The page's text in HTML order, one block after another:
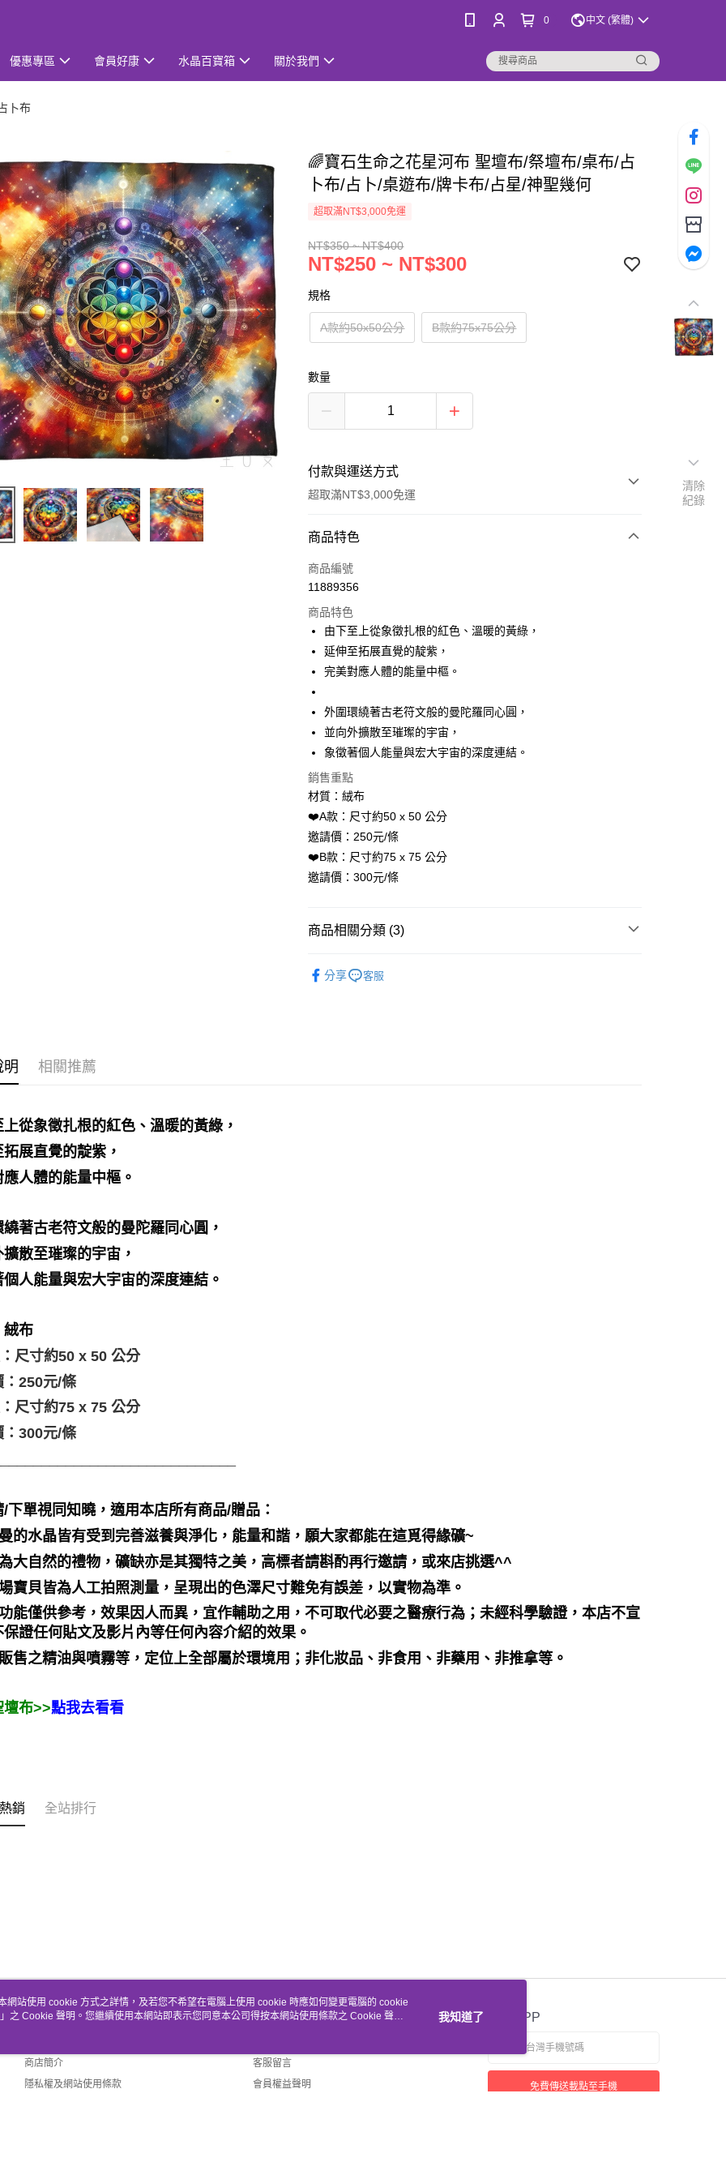
0 中文 (繁體)
優惠專區 會員好康 水晶百寶箱 關於我們
卜布
🌈寶石生命之花星河布 聖壇布/祭壇布/桌布/占
卜布/占卜/桌遊布/牌卡布/占星/神聖幾何
超取滿NT$3,000免運
NT$350 ~ NT$400
NT$250 ~ NT$300
規格
A款約50x50公分 B款約75x75公分
數量
付款與運送方式
超取滿NT$3,000免運
付款方式
信用卡一次付款
LINE Pay
Apple Pay
悠遊付
ATM付款
運送方式
全家取貨付款
每筆NT$80，滿NT$3,000(含以上)免運費
7-11取貨付款
賣家宅配幫您送（台灣）
郵局幫你送（離島）
商品特色
商品編號
11889356
商品特色
由下至上從象徵扎根的紅色、溫暖的黃綠，
延伸至拓展直覺的靛紫，
完美對應人體的能量中樞。
外圍環繞著古老符文般的曼陀羅同心圓，
並向外擴散至璀璨的宇宙，
象徵著個人能量與宏大宇宙的深度連結。
銷售重點
材質：絨布
❤️A款：尺寸約50 x 50 公分
邀請價：250元/條
❤️B款：尺寸約75 x 75 公分
邀請價：300元/條
商品相關分類 (3)
分享 客服
明 相關推薦
從象徵扎根的紅色、溫暖的黃綠，
展直覺的靛紫，
人體的能量中樞。
著古老符文般的曼陀羅同心圓，
散至璀璨的宇宙，
人能量與宏大宇宙的深度連結。
絨布
尺寸約50 x 50 公分
：250元/條
尺寸約75 x 75 公分
：300元/條
下單視同知曉，適用本店所有商品/贈品：
的水晶皆有受到完善滋養與淨化，能量和諧，願大家都能在這覓得緣礦~
大自然的禮物，礦缺亦是其獨特之美，高標者請斟酌再行邀請，或來店挑選^^
寶貝皆為人工拍照測量，呈現出的色澤尺寸難免有誤差，以實物為準。
能僅供參考，效果因人而異，宜作輔助之用，不可取代必要之醫療行為；未經科學驗證，本店不宣
保證任何貼文及影片內等任何內容介紹的效果。
售之精油與噴霧等，定位上全部屬於環境用；非化妝品、非食用、非藥用、非推拿等。
壇布>>點我去看看
銷 全站排行
關於我們
商店簡介
隱私權及網站使用條款
客服資訊
客服留言
會員權益聲明
官方APP
免費傳送載點至手機
清除
紀錄
網站使用 cookie 方式之詳情，及若您不希望在電腦上使用 cookie 時應如何變更電腦的 cookie
」之 Cookie 聲明。您繼續使用本網站即表示您同意本公司得按本網站使用條款之 Cookie 聲明
我知道了